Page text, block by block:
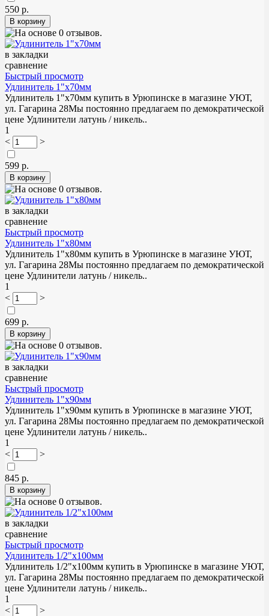
550 р.
в закладки
сравнение
Быстрый просмотр
Удлинитель 1"х70мм
Удлинитель 1"х70мм купить в Урюпинске в магазине УЮТ,
ул. Гагарина 28Мы постоянно предлагаем по демократической
цене Удлинители латунь / никель..
1
<
>
599 р.
в закладки
сравнение
Быстрый просмотр
Удлинитель 1"х80мм
Удлинитель 1"х80мм купить в Урюпинске в магазине УЮТ,
ул. Гагарина 28Мы постоянно предлагаем по демократической
цене Удлинители латунь / никель..
1
<
>
699 р.
в закладки
сравнение
Быстрый просмотр
Удлинитель 1"х90мм
Удлинитель 1"х90мм купить в Урюпинске в магазине УЮТ,
ул. Гагарина 28Мы постоянно предлагаем по демократической
цене Удлинители латунь / никель..
1
<
>
845 р.
в закладки
сравнение
Быстрый просмотр
Удлинитель 1/2"х100мм
Удлинитель 1/2"х100мм купить в Урюпинске в магазине УЮТ,
ул. Гагарина 28Мы постоянно предлагаем по демократической
цене Удлинители латунь / никель..
1
<
>